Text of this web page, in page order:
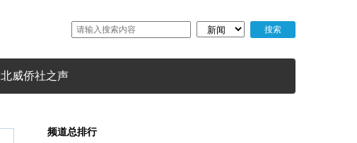
北威侨社之声
频道总排行